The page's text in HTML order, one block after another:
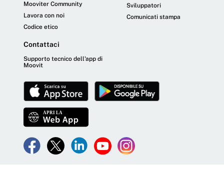
Mooviter Community
Lavora con noi
Codice etico
Sviluppatori
Comunicati stampa
Contattaci
Supporto tecnico dell'app di
Moovit